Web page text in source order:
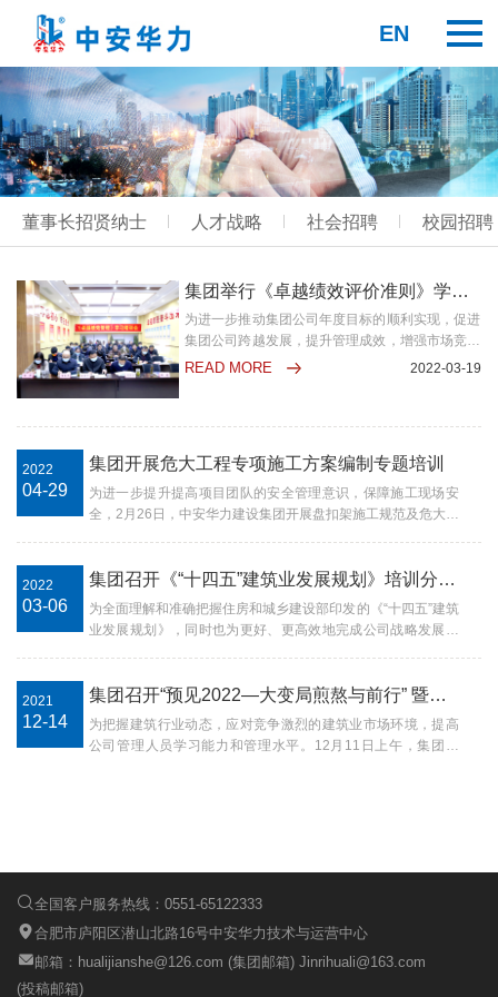
EN
董事长招贤纳士 人才战略 社会招聘 校园招聘
集团举行《卓越绩效评价准则》学习培训分享会
为进一步推动集团公司年度目标的顺利实现，促进
集团公司跨越发展，提升管理成效，增强市场竞争
优势，集团公司于3月19日举行《卓越绩效评价准
加。此次培训，邀请了《准则》解读方面的相关专
READ MORE 2022-03-19
2022
04-29
集团开展危大工程专项施工方案编制专题培训
为进一步提升提高项目团队的安全管理意识，保障施工现场安
全，2月26日，中安华力建设集团开展盘扣架施工规范及危大工
会议。本次培训邀请了来自品茗股份的专家讲师刘硕进行授
课。授课专家从政策环境、机遇挑战、发…
2022
03-06
集团召开《“十四五”建筑业发展规划》培训分享会
为全面理解和准确把握住房和城乡建设部印发的《“十四五”建筑
业发展规划》，同时也为更好、更高效地完成公司战略发展目
管理人员及相关业务部门人员参加会议，常前仓董事长出席会
议并发表重要讲话。会上，常务副总…
2021
12-14
集团召开“预见2022—大变局煎熬与前行” 暨工程行业年度高峰论坛培训分享会
为把握建筑行业动态，应对竞争激烈的建筑业市场环境，提高
公司管理人员学习能力和管理水平。12月11日上午，集团召
全国客户服务热线：0551-65122333
合肥市庐阳区潜山北路16号中安华力技术与运营中心
邮箱：hualijianshe@126.com (集团邮箱) Jinrihuali@163.com
(投稿邮箱)